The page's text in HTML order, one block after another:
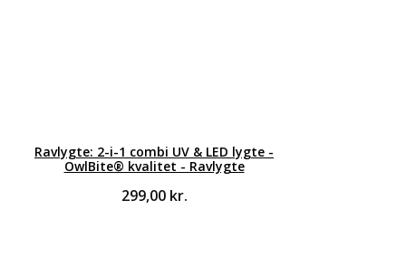
Ravlygte: 2-i-1 combi UV & LED lygte -
OwlBite® kvalitet - Ravlygte
299,00 kr.